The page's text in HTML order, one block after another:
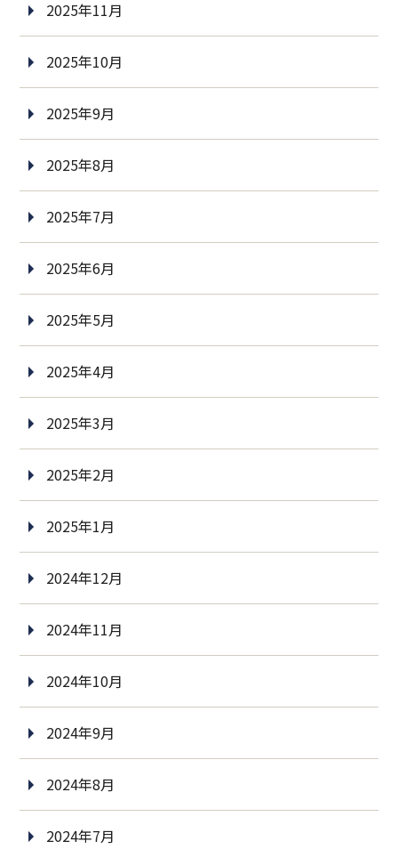
2025年11月
2025年10月
2025年9月
2025年8月
2025年7月
2025年6月
2025年5月
2025年4月
2025年3月
2025年2月
2025年1月
2024年12月
2024年11月
2024年10月
2024年9月
2024年8月
2024年7月